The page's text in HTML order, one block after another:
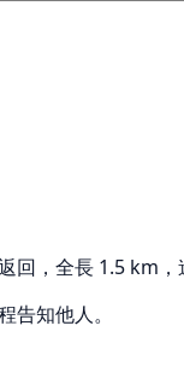
回，全長 1.5 km
告知他人。